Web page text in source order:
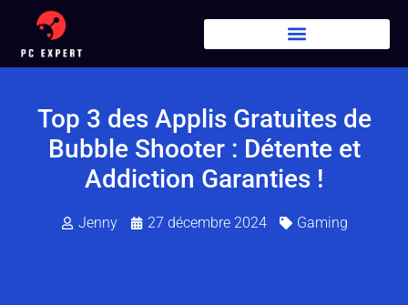
Top 3 des Applis Gratuites de
Bubble Shooter : Détente et
Addiction Garanties !
Jenny 27 décembre 2024 Gaming